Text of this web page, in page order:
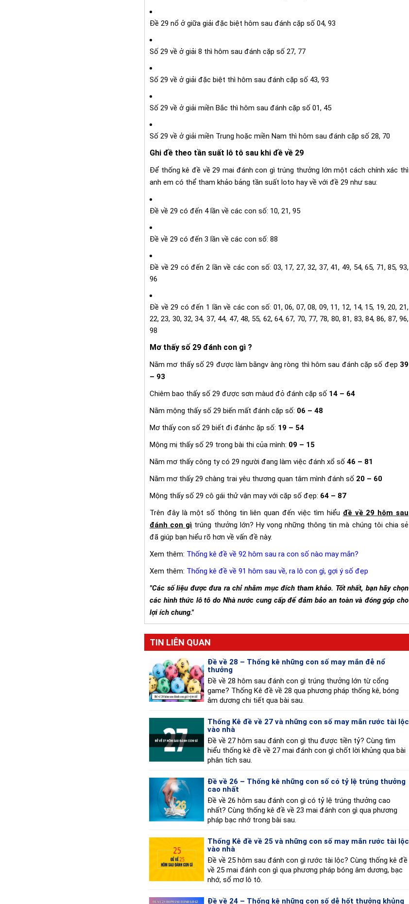
Đề 29 nổ ở giữa giải đặc biệt hôm sau đánh cặp số 04, 93
Số 29 về ở giải 8 thì hôm sau đánh cặp số 27, 77
Số 29 về ở giải đặc biệt thì hôm sau đánh cặp số 43, 93
Số 29 về ở giải miền Bắc thì hôm sau đánh cặp số 01, 45
Số 29 về ở giải miền Trung hoặc miền Nam thì hôm sau đánh cặp số 28, 70
Ghi đề theo tần suất lô tô sau khi đề về 29
Để thống kê đề về 29 mai đánh con gì trúng thưởng lớn một cách chính xác thì
anh em có thể tham khảo bảng tần suất loto hay về với đề 29 như sau:
Đề về 29 có đến 4 lần về các con số: 10, 21, 95
Đề về 29 có đến 3 lần về các con số: 88
Đề về 29 có đến 2 lần về các con số: 03, 17, 27, 32, 37, 41, 49, 54, 65, 71, 85, 93,
96
Đề về 29 có đến 1 lần về các con số: 01, 06, 07, 08, 09, 11, 12, 14, 15, 19, 20, 21,
22, 23, 30, 32, 34, 37, 44, 47, 48, 55, 62, 64, 67, 70, 77, 78, 80, 81, 83, 84, 86, 87, 96,
98
Mơ thấy số 29 đánh con gì ?
Nằm mơ thấy số 29 được làm bằngv àng ròng thì hôm sau đánh cặp số đẹp 39
– 93
Chiêm bao thấy số 29 được sơn màud đỏ đánh cặp số 14 – 64
Nằm mộng thấy số 29 biến mất đánh cặp số: 06 – 48
Mơ thấy con số 29 biết đi đánhc ặp số: 19 – 54
Mộng mị thấy số 29 trong bài thi của mình: 09 – 15
Nằm mơ thấy công ty có 29 người đang làm việc đánh xổ số 46 – 81
Nằm mơ thấy 29 chàng trai yêu thương quan tâm mình đánh số 20 – 60
Mộng thấy số 29 cô gái thử vận may với cặp số đẹp: 64 – 87
Trên đây là một số thông tin liên quan đến việc tìm hiểu đề về 29 hôm sau
đánh con gì trúng thưởng lớn? Hy vọng những thông tin mà chúng tôi chia sẻ
đã giúp bạn hiểu rõ hơn về vấn đề này.
Xem thêm: Thống kê đề về 92 hôm sau ra con số nào may mắn?
Xem thêm: Thống kê đề về 91 hôm sau về, ra lô con gì, gợi ý số đẹp
"Các số liệu được đưa ra chỉ nhằm mục đích tham khảo. Tốt nhất, bạn hãy chọn
các hình thức lô tô do Nhà nước cung cấp để đảm bảo an toàn và đóng góp cho
lợi ích chung."
TIN LIÊN QUAN
Đề về 28 – Thống kê những con số may mắn đễ nổ
thưởng
Đề về 28 hôm sau đánh con gì trúng thưởng lớn từ cổng
game? Thống Kê đề về 28 qua phương pháp thống kê, bóng
âm dương chi tiết qua bài sau.
Thống Kê đề về 27 và những con số may mắn rước tài lộc
vào nhà
Đề về 27 hôm sau đánh con gì thu được tiền tỷ? Cùng tìm
hiểu thống kê đề về 27 mai đánh con gì chốt lời khủng qua bài
phân tích sau.
Đề về 26 – Thống kê những con số có tỷ lệ trúng thưởng
cao nhất
Đề về 26 hôm sau đánh con gì có tỷ lệ trúng thưởng cao
nhất? Cùng thống kê đề về 23 mai đánh con gì qua phương
pháp bạc nhớ trong bài sau.
Thống Kê đề về 25 và những con số may mắn rước tài lộc
vào nhà
Đề về 25 hôm sau đánh con gì rước tài lộc? Cùng thống kê đề
về 25 mai đánh con gì qua phương pháp bóng âm dương, bạc
nhớ, sổ mơ lô tô.
Đề về 24 – Thống kê những con số dễ hốt thưởng khủng